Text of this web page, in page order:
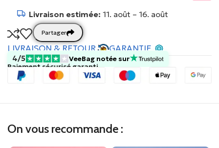
Livraison estimée: 11. août – 16. août
Partager
LIVRAISON & RETOUR GARANTIE
4/5
VeeBag notée sur
Paiement sécurisé garanti
On vous recommande :